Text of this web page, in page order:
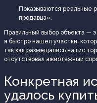
Показываются реальные
продавца».
Правильный выбор объекта —
я быстро нашел участки,
так как размещались на гис
отсутствовал ажиотажный
Конкретная
удалось